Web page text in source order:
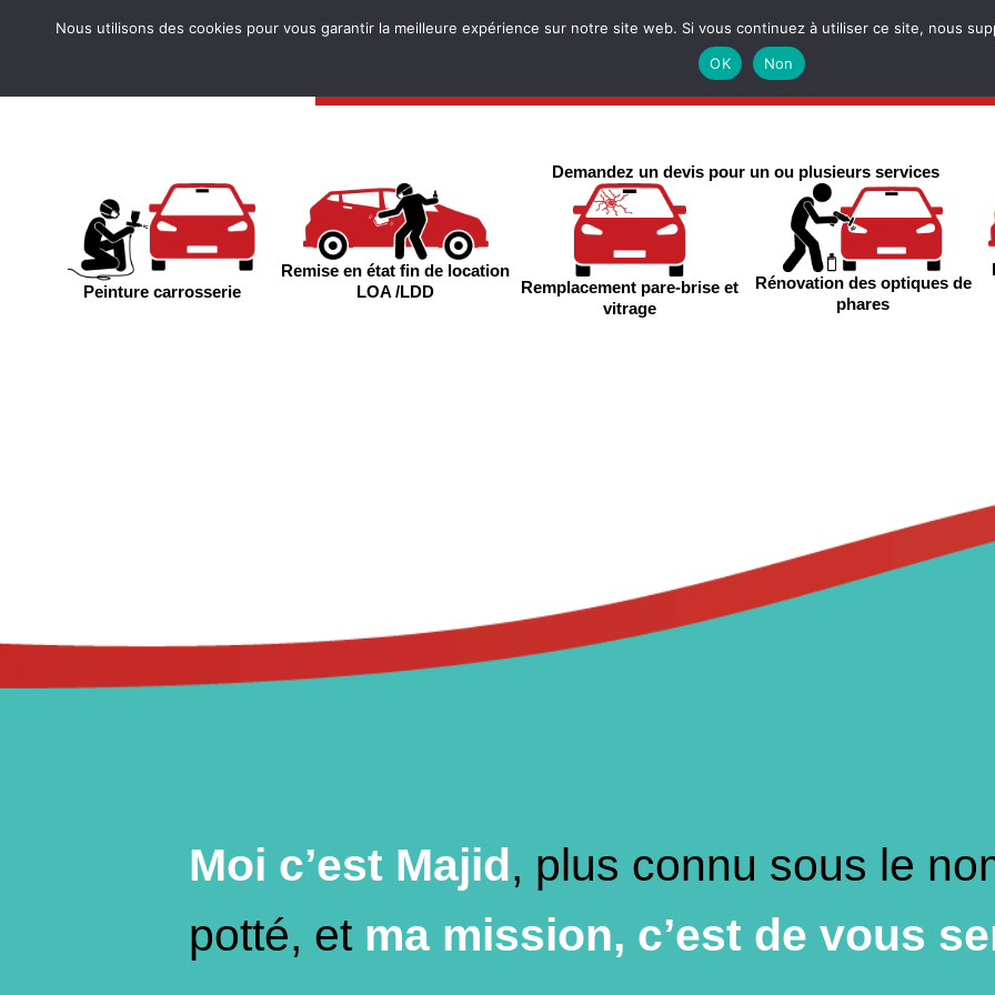
Votre simulation en ligne gratuit en
Demandez un devis pour un ou plusieurs services
Peinture carrosserie
Remise en état fin de location
LOA /LDD
Remplacement pare-brise et
vitrage
Rénovation des optiques de
phares
Moi c’est Majid, plus connu sous le
potté, et ma mission, c’est de vous
Nous utilisons des cookies pour vous garantir la meilleure expérience sur notre site web. Si vous continuez à utiliser ce site, nous
OK Non